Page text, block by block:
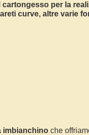
per la
curve, altre varie
imbianchino che